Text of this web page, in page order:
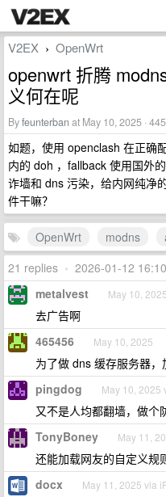
V2EX › OpenWrt
openwrt 折腾
义何在呢
Byfeunterban at May 10, 2025 ·
如题，使用 openclash 在正确
内的 doh ，fallback 使用国外
诈墙和 dns 污染，给内网纯净
件干嘛？
OpenWrt modns
21 replies • 2026-01-12
metalvest May 10, 2025
去广告啊
465456 May 10, 2025
为了做 dns 缓存服务器
pingdog May 10, 2025
又不是人均都翻墙，做个
TonyBoney May 11,
还能加载网友的自定义规
docx May 11, 2025 via